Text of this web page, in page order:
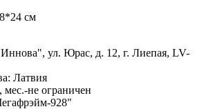
см
ул. Юрас, д. 12, г. Лиепая, LV-
Латвия
мес.-не ограничен
928"